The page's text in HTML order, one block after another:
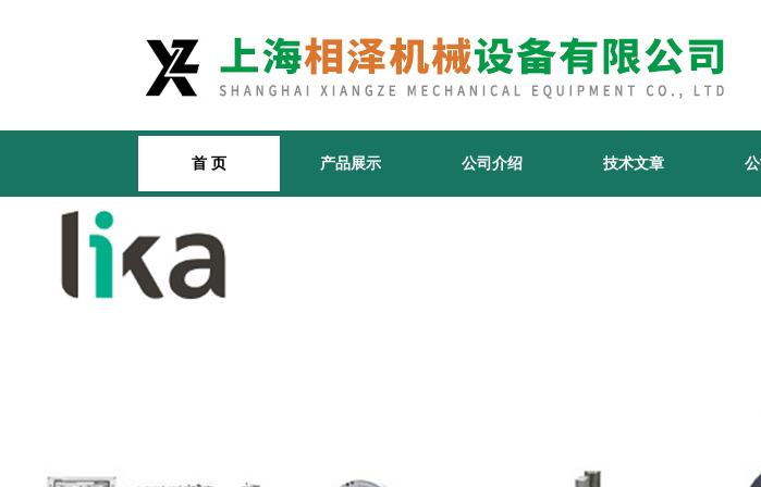
首 页 产品展示 公司介绍 技术文章